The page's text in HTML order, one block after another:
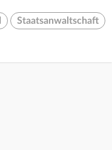
Staatsanwaltschaft